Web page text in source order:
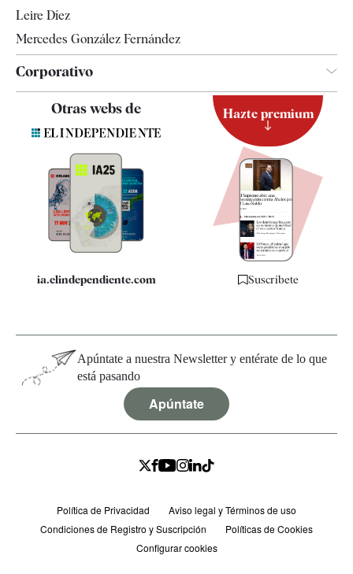
Leire Díez
Mercedes González Fernández
Corporativo
Quiénes somos
Especificaciones
Otras webs de
ia.elindependiente.com
Hazte premium
Suscríbete
Apúntate a nuestra Newsletter y entérate de lo que
está pasando
Apúntate
Política de Privacidad
Aviso legal y Términos de uso
Condiciones de Registro y Suscripción
Políticas de Cookies
Configurar cookies